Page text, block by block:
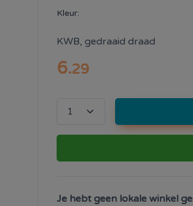
Kleur:
KWB, gedraaid draad
6.29
Je hebt geen lokale winkel